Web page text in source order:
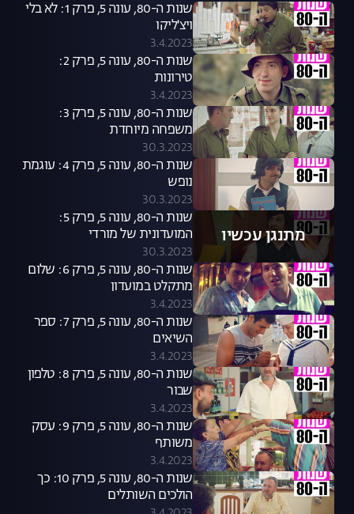
שנות ה-80, עונה 5, פרק 1: לא בלי
ויצ'ליקו
3.4.2023
שנות ה-80, עונה 5, פרק 2:
טירונות
3.4.2023
שנות ה-80, עונה 5, פרק 3:
משפחה מיוחדת
30.3.2023
שנות ה-80, עונה 5, פרק 4: עוגמת
נופש
30.3.2023
מתנגן עכשיו
שנות ה-80, עונה 5, פרק 5:
המועדונית של מורדי
30.3.2023
שנות ה-80, עונה 5, פרק 6: שלום
מתקלט במועדון
3.4.2023
שנות ה-80, עונה 5, פרק 7: ספר
השיאים
3.4.2023
שנות ה-80, עונה 5, פרק 8: טלפון
שבור
3.4.2023
שנות ה-80, עונה 5, פרק 9: עסק
משותף
3.4.2023
שנות ה-80, עונה 5, פרק 10: כך
הולכים השותלים